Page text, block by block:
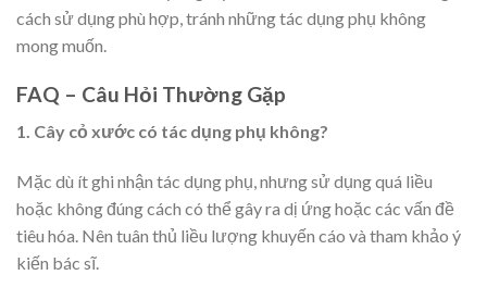
cách sử dụng phù hợp, tránh những tác dụng phụ không
mong muốn.
FAQ – Câu Hỏi Thường Gặp
1. Cây cỏ xước có tác dụng phụ không?
Mặc dù ít ghi nhận tác dụng phụ, nhưng sử dụng quá liều
hoặc không đúng cách có thể gây ra dị ứng hoặc các vấn đề
tiêu hóa. Nên tuân thủ liều lượng khuyến cáo và tham khảo ý
kiến bác sĩ.